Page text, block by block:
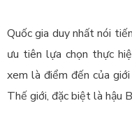
Quốc gia duy nhất nói
ưu tiên lựa chọn thực
xem là điểm đến của
Thế giới, đặc biệt là hậu